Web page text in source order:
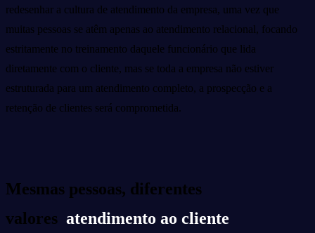
redesenhar a cultura de atendimento da empresa, uma vez que
muitas pessoas se atêm apenas ao atendimento relacional, focando
estritamente no treinamento daquele funcionário que lida
diretamente com o cliente, mas se toda a empresa não estiver
estruturada para um atendimento completo, a prospecção e a
retenção de clientes será comprometida.
Mesmas pessoas, diferentes
valores atendimento ao cliente